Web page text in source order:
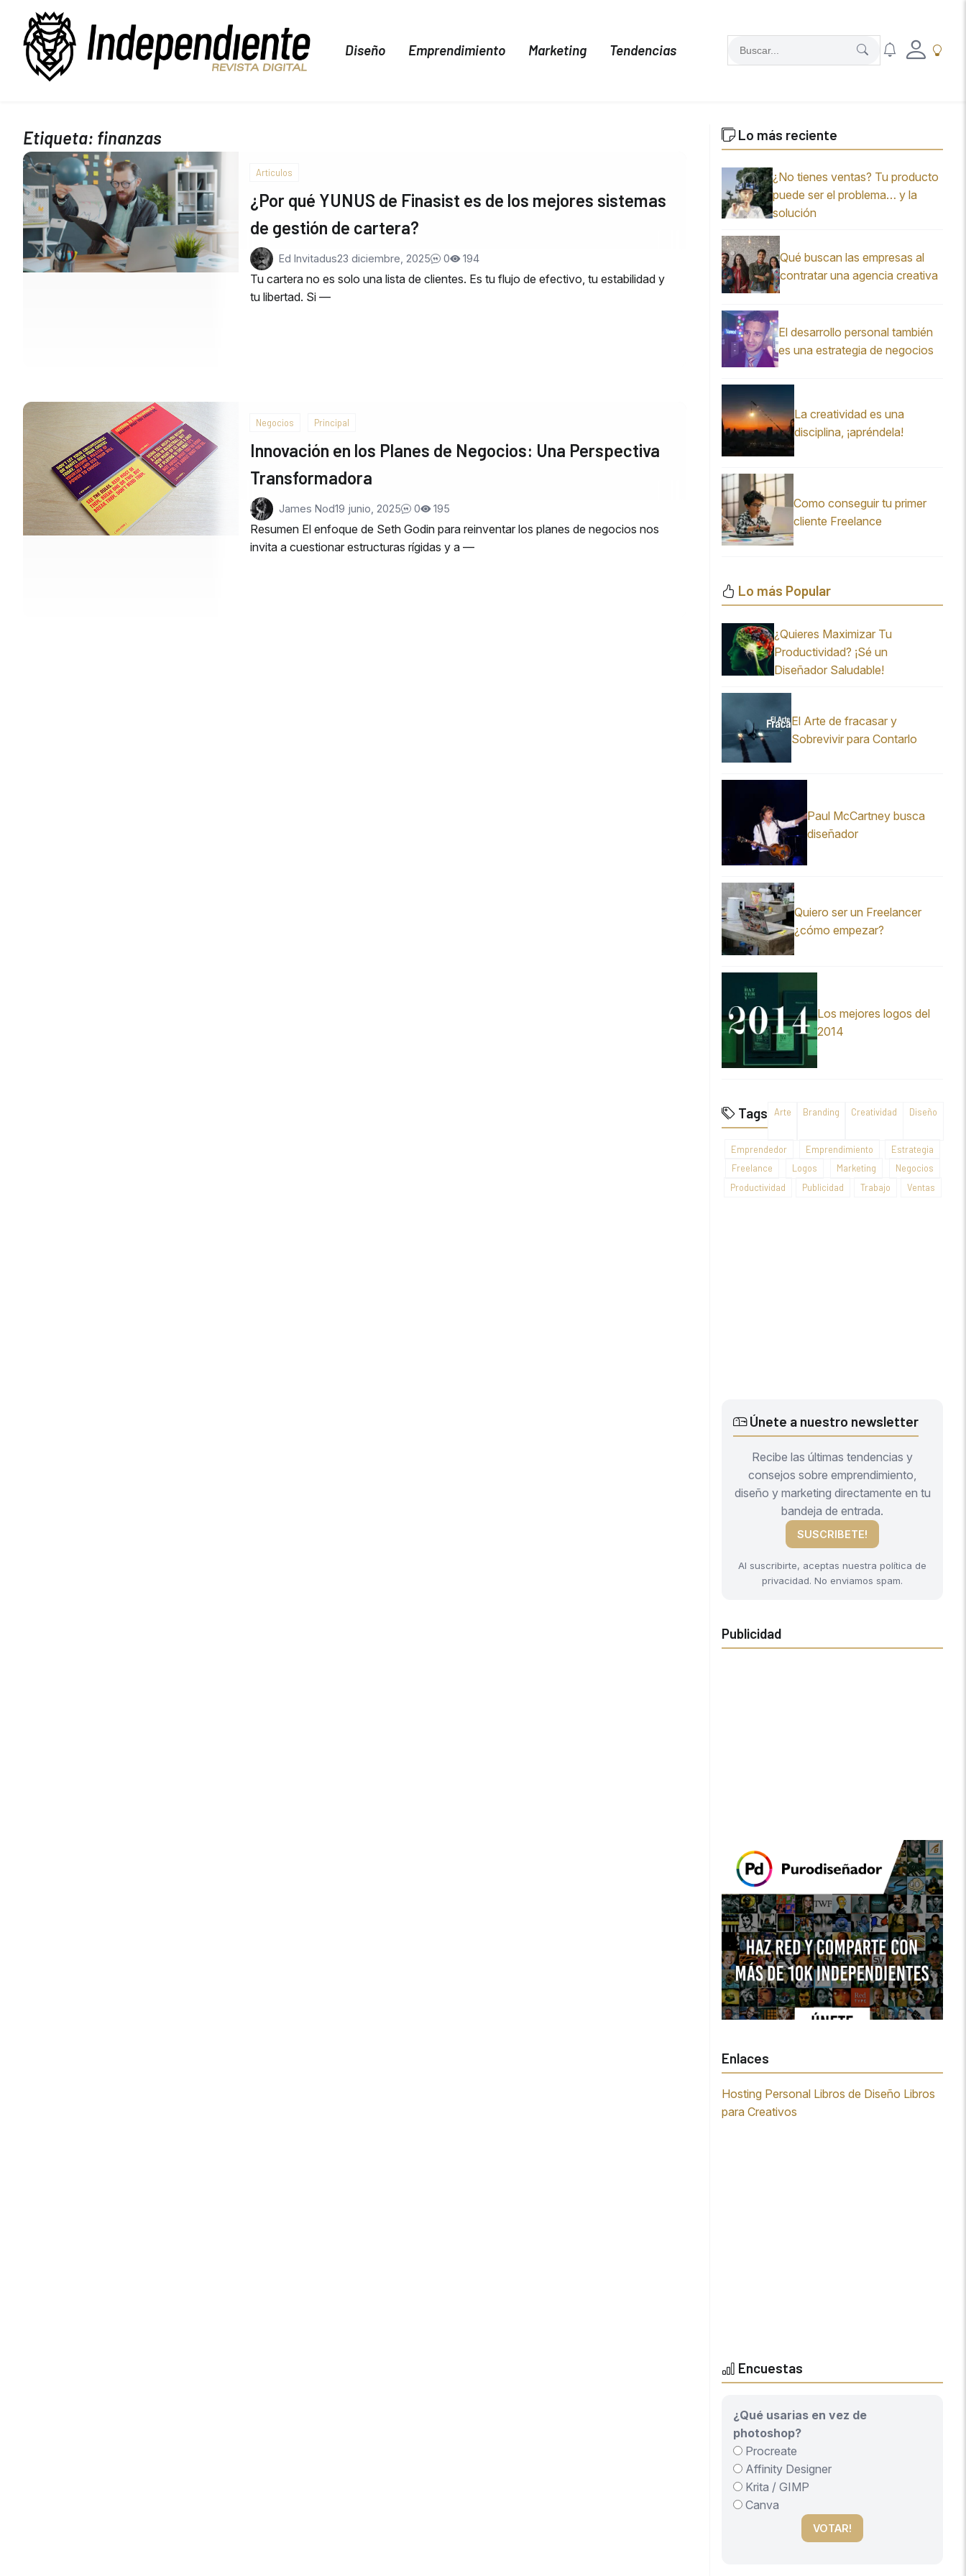
Diseño Emprendimiento Marketing Tendencias
Etiqueta: finanzas
Articulos
¿Por qué YUNUS de Finasist es de los mejores sistemas
de gestión de cartera?
Ed Invitadus23 diciembre, 2025 0 194
Tu cartera no es solo una lista de clientes. Es tu flujo de efectivo, tu estabilidad y
tu libertad. Si —
Negocios Principal
Innovación en los Planes de Negocios: Una Perspectiva
Transformadora
James Nod19 junio, 2025 0 195
Resumen El enfoque de Seth Godin para reinventar los planes de negocios nos
invita a cuestionar estructuras rígidas y a —
Lo más reciente
¿No tienes ventas? Tu producto
puede ser el problema… y la
solución
Qué buscan las empresas al
contratar una agencia creativa
El desarrollo personal también
es una estrategia de negocios
La creatividad es una
disciplina, ¡apréndela!
Como conseguir tu primer
cliente Freelance
Lo más Popular
¿Quieres Maximizar Tu
Productividad? ¡Sé un
Diseñador Saludable!
El Arte de fracasar y
Sobrevivir para Contarlo
Paul McCartney busca
diseñador
Quiero ser un Freelancer
¿cómo empezar?
Los mejores logos del
2014
Tags Arte Branding Creatividad Diseño
Emprendedor Emprendimiento
Estrategia
Freelance
Logos Marketing
Negocios
Productividad
Publicidad Trabajo Ventas
Únete a nuestro newsletter
Recibe las últimas tendencias y
consejos sobre emprendimiento,
diseño y marketing directamente en tu
bandeja de entrada.
SUSCRIBETE!
Al suscribirte, aceptas nuestra política de
privacidad. No enviamos spam.
Publicidad
Enlaces
Hosting Personal Libros de Diseño Libros
para Creativos
Encuestas
¿Qué usarias en vez de
photoshop?
Procreate
Affinity Designer
Krita / GIMP
Canva
VOTAR!